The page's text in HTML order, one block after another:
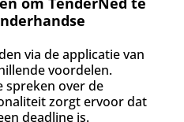
via de applicatie van
voordelen.
spreken over de
zorgt ervoor dat
deadline is.